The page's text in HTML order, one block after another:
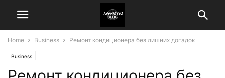
Home Business Ремонт кондиционера без лишних догадок
Business